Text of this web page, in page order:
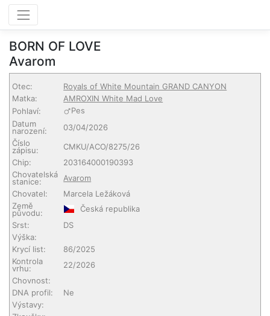
BORN OF LOVE
Avarom
Otec:
Royals of White Mountain GRAND CANYON
Matka:
AMROXIN White Mad Love
Pohlaví:
Pes
Datum
narození:
03/04/2026
Číslo
zápisu:
CMKU/ACO/8275/26
Chip:
203164000190393
Chovatelská
stanice:
Avarom
Chovatel:
Marcela Ležáková
Země
původu:
Česká republika
Srst:
DS
Výška:
Krycí list:
86/2025
Kontrola
vrhu:
22/2026
Chovnost:
DNA profil:
Ne
Výstavy: